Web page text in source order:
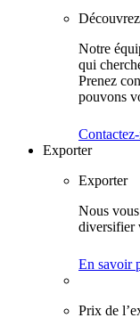
Notre
qui
Prenez
pouvons
Exporter
Exporter
Nous
diversifier
En savoir
Prix de